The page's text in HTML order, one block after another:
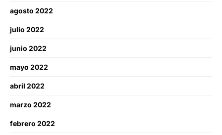
agosto 2022
julio 2022
junio 2022
mayo 2022
abril 2022
marzo 2022
febrero 2022